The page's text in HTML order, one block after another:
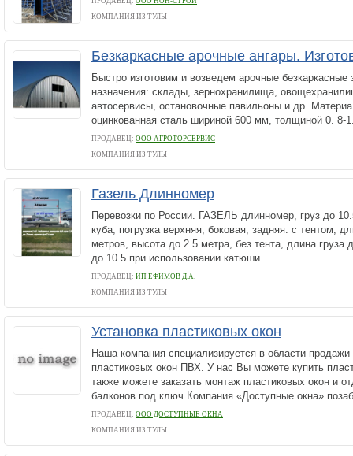
КОМПАНИЯ ИЗ ТУЛЫ
Безкаркасные арочные ангары.
Быстро изготовим и возведем арочные безкаркасные
назначения: склады, зернохранилища,
автосервисы, остановочные павильоны и др.
оцинкованная сталь шириной 600 мм, толщиной 0. 8-
ПРОДАВЕЦ: ООО АГРОТОРСЕРВИС
КОМПАНИЯ ИЗ ТУЛЫ
Газель Длинномер
Перевозки по России. ГАЗЕЛЬ длинномер, груз до
куба, погрузка верхняя, боковая, задняя. с тентом,
метров, высота до 2.5 метра, без тента, длина груза
до 10.5 при использовании катюши....
ПРОДАВЕЦ: ИП ЕФИМОВ Д.А.
КОМПАНИЯ ИЗ ТУЛЫ
Установка пластиковых окон
Наша компания специализируется в области продажи
пластиковых окон ПВХ. У нас Вы можете купить
также можете заказать монтаж пластиковых окон и
балконов под ключ.Компания «Доступные окна»
ПРОДАВЕЦ: ООО ДОСТУПНЫЕ ОКНА
КОМПАНИЯ ИЗ ТУЛЫ